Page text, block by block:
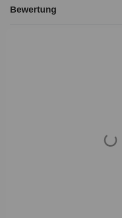
Bewertung
Loading...